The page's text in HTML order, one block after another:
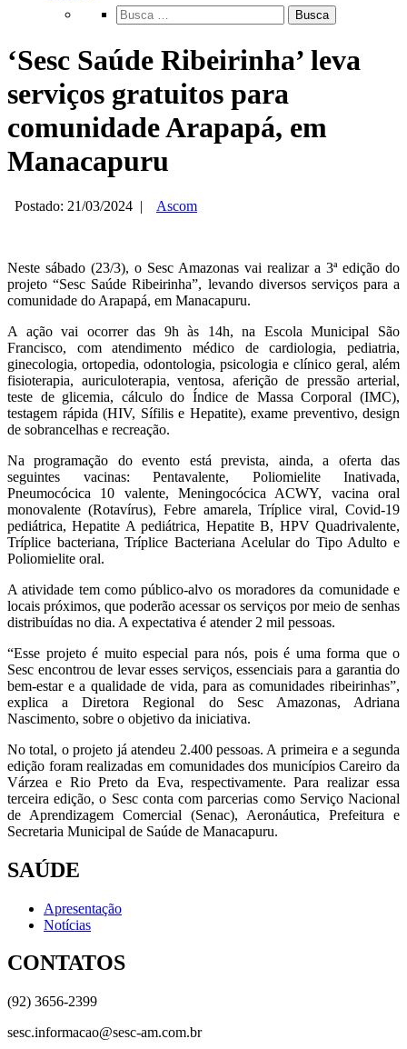
Busca
‘Sesc Saúde Ribeirinha’ leva
serviços gratuitos para
comunidade Arapapá, em
Manacapuru
Postado: 21/03/2024 | Ascom
Neste sábado (23/3), o Sesc Amazonas vai realizar a 3ª edição do
projeto “Sesc Saúde Ribeirinha”, levando diversos serviços para a
comunidade do Arapapá, em Manacapuru.
A ação vai ocorrer das 9h às 14h, na Escola Municipal São
Francisco, com atendimento médico de cardiologia, pediatria,
ginecologia, ortopedia, odontologia, psicologia e clínico geral, além
fisioterapia, auriculoterapia, ventosa, aferição de pressão arterial,
teste de glicemia, cálculo do Índice de Massa Corporal (IMC),
testagem rápida (HIV, Sífilis e Hepatite), exame preventivo, design
de sobrancelhas e recreação.
Na programação do evento está prevista, ainda, a oferta das
seguintes vacinas: Pentavalente, Poliomielite Inativada,
Pneumocócica 10 valente, Meningocócica ACWY, vacina oral
monovalente (Rotavírus), Febre amarela, Tríplice viral, Covid-19
pediátrica, Hepatite A pediátrica, Hepatite B, HPV Quadrivalente,
Tríplice bacteriana, Tríplice Bacteriana Acelular do Tipo Adulto e
Poliomielite oral.
A atividade tem como público-alvo os moradores da comunidade e
locais próximos, que poderão acessar os serviços por meio de senhas
distribuídas no dia. A expectativa é atender 2 mil pessoas.
“Esse projeto é muito especial para nós, pois é uma forma que o
Sesc encontrou de levar esses serviços, essenciais para a garantia do
bem-estar e a qualidade de vida, para as comunidades ribeirinhas”,
explica a Diretora Regional do Sesc Amazonas, Adriana
Nascimento, sobre o objetivo da iniciativa.
No total, o projeto já atendeu 2.400 pessoas. A primeira e a segunda
edição foram realizadas em comunidades dos municípios Careiro da
Várzea e Rio Preto da Eva, respectivamente. Para realizar essa
terceira edição, o Sesc conta com parcerias como Serviço Nacional
de Aprendizagem Comercial (Senac), Aeronáutica, Prefeitura e
Secretaria Municipal de Saúde de Manacapuru.
SAÚDE
Apresentação
Notícias
CONTATOS
(92) 3656-2399
sesc.informacao@sesc-am.com.br